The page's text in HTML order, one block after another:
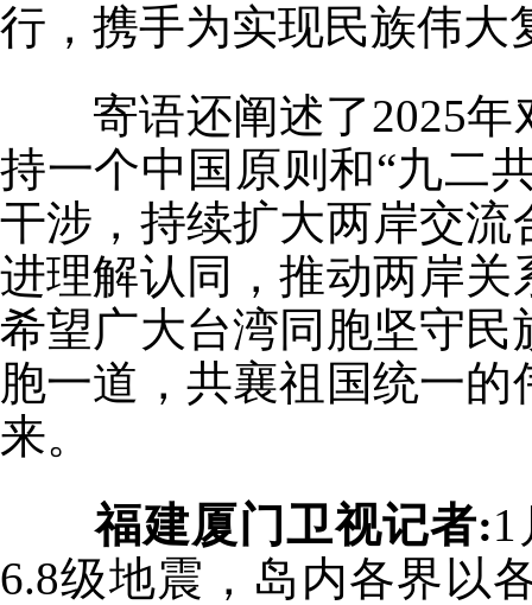
行，携手为实现民族伟大
寄语还阐述了2025年
持一个中国原则和“九二
干涉，持续扩大两岸交
进理解认同，推动两岸
希望广大台湾同胞坚守
胞一道，共襄祖国统一
来。
福建厦门卫视记者:
6.8级地震，岛内各界以